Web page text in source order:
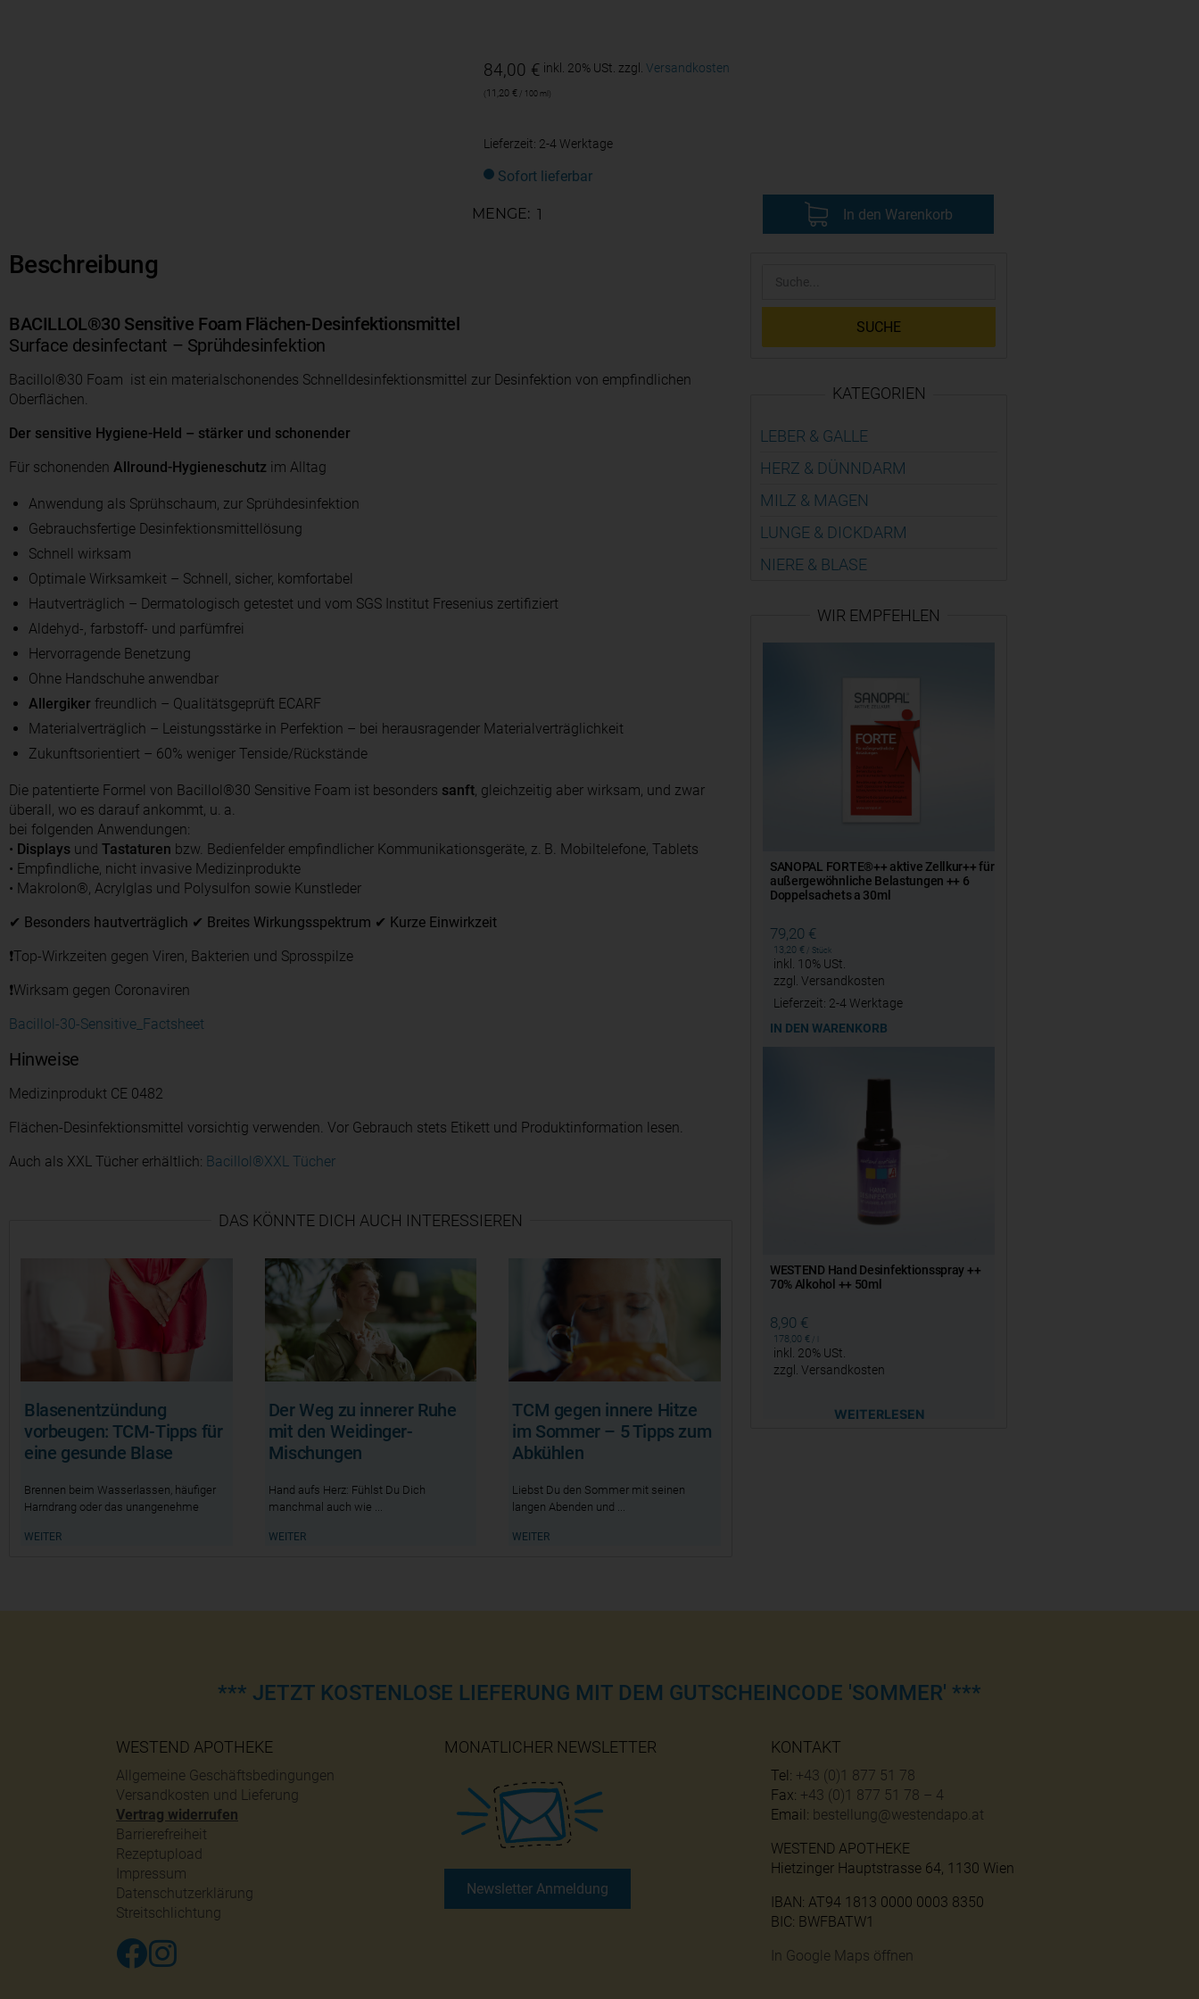
84,00 € inkl. 20% USt. zzgl. Versandkosten
11,20 € / 100 ml
Lieferzeit: 2-4 Werktage
Sofort lieferbar
MENGE: In den Warenkorb
Beschreibung
BACILLOL®30 Sensitive Foam Flächen-Desinfektionsmittel
Surface desinfectant – Sprühdesinfektion
Bacillol®30 Foam ist ein materialschonendes Schnelldesinfektionsmittel zur Desinfektion von empfindlichen
Oberflächen.
Der sensitive Hygiene-Held – stärker und schonender
Für schonenden Allround-Hygieneschutz im Alltag
Anwendung als Sprühschaum, zur Sprühdesinfektion
Gebrauchsfertige Desinfektionsmittellösung
Schnell wirksam
Optimale Wirksamkeit – Schnell, sicher, komfortabel
Hautverträglich – Dermatologisch getestet und vom SGS Institut Fresenius zertifiziert
Aldehyd-, farbstoff- und parfümfrei
Hervorragende Benetzung
Ohne Handschuhe anwendbar
Allergiker freundlich – Qualitätsgeprüft ECARF
Materialverträglich – Leistungsstärke in Perfektion – bei herausragender Materialverträglichkeit
Zukunftsorientiert – 60% weniger Tenside/Rückstände
Die patentierte Formel von Bacillol®30 Sensitive Foam ist besonders sanft, gleichzeitig aber wirksam, und zwar
überall, wo es darauf ankommt, u. a.
bei folgenden Anwendungen:
• Displays und Tastaturen bzw. Bedienfelder empfindlicher Kommunikationsgeräte, z. B. Mobiltelefone, Tablets
• Empfindliche, nicht invasive Medizinprodukte
• Makrolon®, Acrylglas und Polysulfon sowie Kunstleder
✔ Besonders hautverträglich ✔ Breites Wirkungsspektrum ✔ Kurze Einwirkzeit
❗Top-Wirkzeiten gegen Viren, Bakterien und Sprosspilze
❗Wirksam gegen Coronaviren
Bacillol-30-Sensitive_Factsheet
Hinweise
Medizinprodukt CE 0482
Flächen-Desinfektionsmittel vorsichtig verwenden. Vor Gebrauch stets Etikett und Produktinformation lesen.
Auch als XXL Tücher erhältlich: Bacillol®XXL Tücher
DAS KÖNNTE DICH AUCH INTERESSIEREN
Blasenentzündung
vorbeugen: TCM-Tipps für
eine gesunde Blase
Brennen beim Wasserlassen, häufiger
Harndrang oder das unangenehme
WEITER
Der Weg zu innerer Ruhe
mit den Weidinger-
Mischungen
Hand aufs Herz: Fühlst Du Dich
manchmal auch wie
WEITER
TCM gegen innere Hitze
im Sommer – 5 Tipps zum
Abkühlen
Liebst Du den Sommer mit seinen
langen Abenden und
WEITER
SUCHE
KATEGORIEN
LEBER & GALLE
HERZ & DÜNN­DARM
MILZ & MAGEN
LUNGE & DICK­DARM
NIERE & BLASE
WIR EMPFEHLEN
SANOPAL FORTE®++ aktive Zellkur++ für
außergewöhnliche Belastungen ++ 6
Doppelsachets a 30ml
79,20 €
13,20 € Stück
inkl. 10% USt.
zzgl. Versandkosten
Lieferzeit: 2-4 Werktage
IN DEN WARENKORB
WESTEND Hand Desinfektionsspray ++
70% Alkohol ++ 50ml
8,90 €
178,00 €
inkl. 20% USt.
zzgl. Versandkosten
WEITERLESEN
*** JETZT KOSTENLOSE LIEFERUNG MIT DEM GUTSCHEINCODE 'SOMMER' ***
WESTEND APOTHEKE
Allgemeine Geschäftsbedingungen
Versandkosten und Lieferung
Vertrag widerrufen
Barrierefreiheit
Rezeptupload
Impressum
Datenschutzerklärung
Streitschlichtung
MONATLICHER NEWSLETTER
Newsletter Anmeldung
KONTAKT
Tel: +43 (0)1 877 51 78
Fax: +43 (0)1 877 51 78 – 4
Email: bestellung@westendapo.at
WESTEND APOTHEKE
Hietzinger Hauptstrasse 64, 1130 Wien
IBAN: AT94 1813 0000 0003 8350
BIC: BWFBATW1
In Google Maps öffnen